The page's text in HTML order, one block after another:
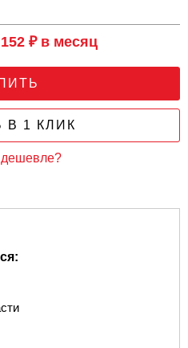
₽ в месяц
В 1 КЛИК